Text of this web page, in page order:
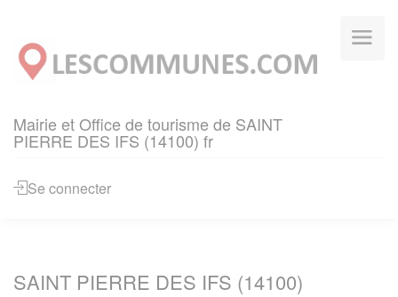
Mairie et Office de tourisme de SAINT
PIERRE DES IFS (14100) fr
Se connecter
SAINT PIERRE DES IFS (14100)